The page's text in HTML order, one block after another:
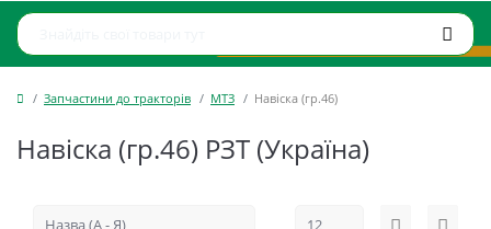
Запчастини до тракторів МТЗ Навіска (гр.46)
Навіска (гр.46) РЗТ (Україна)